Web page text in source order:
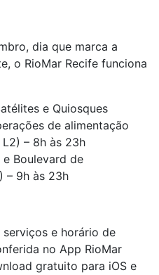
dia que marca a
o RioMar Recife funciona
e Quiosques
de alimentação
– 8h às 23h
Boulevard de
– 9h às 23h
e horário de
no App RioMar
gratuito para iOS e